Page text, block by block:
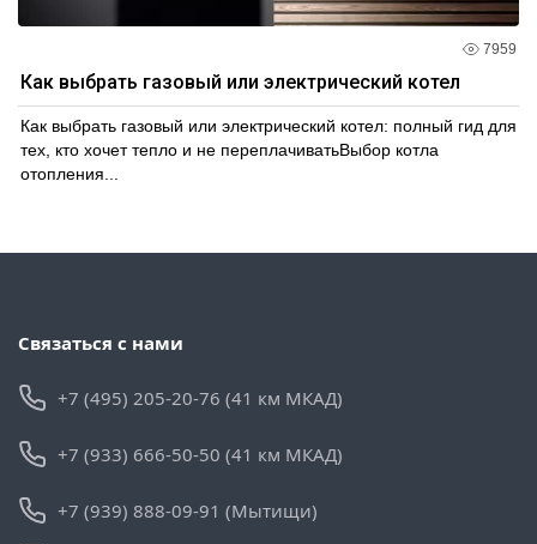
7959
Как выбрать газовый или электрический котел
Как выбрать газовый или электрический котел: полный гид для
тех, кто хочет тепло и не переплачиватьВыбор котла
отопления...
Связаться с нами
+7 (495) 205-20-76 (41 км МКАД)
+7 (933) 666-50-50 (41 км МКАД)
+7 (939) 888-09-91 (Мытищи)